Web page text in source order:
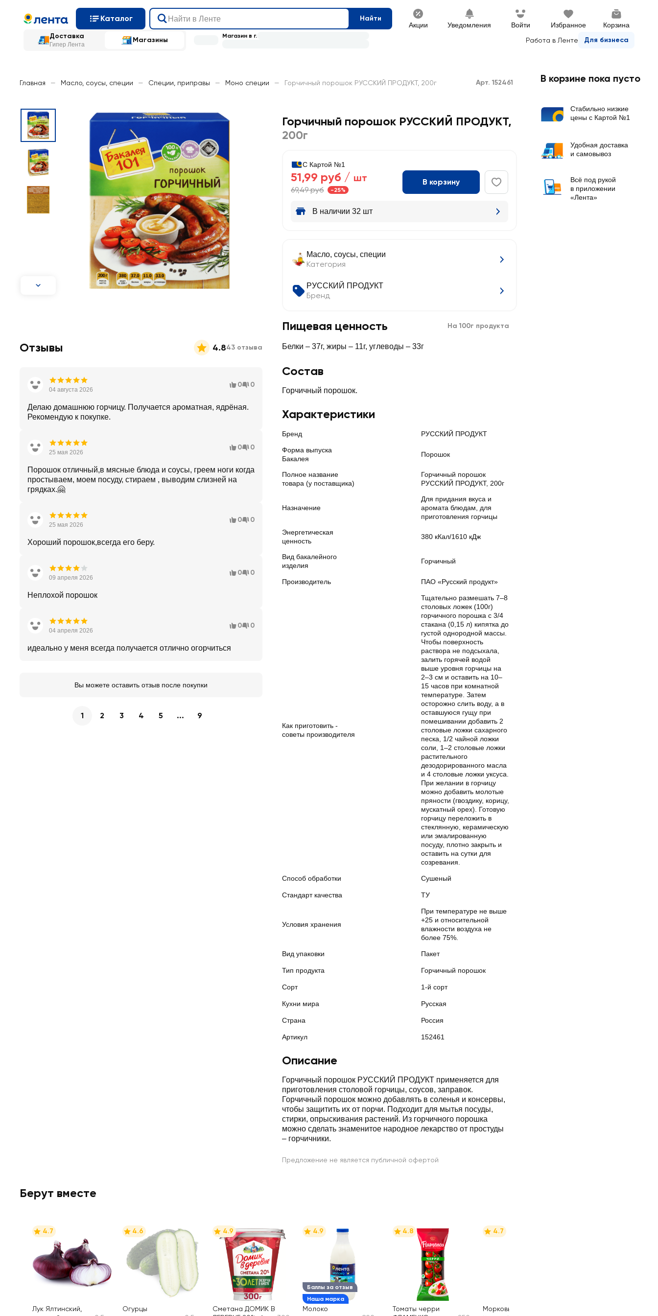
Каталог Найти
Акции Уведомления Войти Избранное Корзина
Доставка
Гипер Лента
Магазины Работа в Ленте Для бизнеса
Магазин в г.
Главная — Масло, соусы, специи — Специи, приправы — Моно специи — Горчичный порошок РУССКИЙ ПРОДУКТ, 200г Арт. 152461
Горчичный порошок РУССКИЙ ПРОДУКТ,
200г
С Картой №1
51,99 руб / шт
69,49 руб -25%
В корзину
В наличии 32 шт
Масло, соусы, специи
Категория
РУССКИЙ ПРОДУКТ
Бренд
Пищевая ценность На 100г продукта
Белки – 37г, жиры – 11г, углеводы – 33г
Состав
Горчичный порошок.
Характеристики
Бренд РУССКИЙ ПРОДУКТ
Форма выпуска
Бакалея
Порошок
Полное название
товара (у поставщика)
Горчичный порошок
РУССКИЙ ПРОДУКТ, 200г
Назначение
Для придания вкуса и
аромата блюдам, для
приготовления горчицы
Энергетическая
ценность
380 кКал/1610 кДж
Вид бакалейного
изделия
Горчичный
Производитель ПАО «Русский продукт»
Как приготовить -
советы производителя
Тщательно размешать 7–8
столовых ложек (100г)
горчичного порошка с 3/4
стакана (0,15 л) кипятка до
густой однородной массы.
Чтобы поверхность
раствора не подсыхала,
залить горячей водой
выше уровня горчицы на
2–3 см и оставить на 10–
15 часов при комнатной
температуре. Затем
осторожно слить воду, а в
оставшуюся гущу при
помешивании добавить 2
столовые ложки сахарного
песка, 1/2 чайной ложки
соли, 1–2 столовые ложки
растительного
дезодорированного масла
и 4 столовые ложки уксуса.
При желании в горчицу
можно добавить молотые
пряности (гвоздику, корицу,
мускатный орех). Готовую
горчицу переложить в
стеклянную, керамическую
или эмалированную
посуду, плотно закрыть и
оставить на сутки для
созревания.
Способ обработки Сушеный
Стандарт качества ТУ
Условия хранения
При температуре не выше
+25 и относительной
влажности воздуха не
более 75%.
Вид упаковки Пакет
Тип продукта Горчичный порошок
Сорт 1-й сорт
Кухни мира Русская
Страна Россия
Артикул 152461
Описание
Горчичный порошок РУССКИЙ ПРОДУКТ применяется для
приготовления столовой горчицы, соусов, заправок.
Горчичный порошок можно добавлять в соленья и консервы,
чтобы защитить их от порчи. Подходит для мытья посуды,
стирки, опрыскивания растений. Из горчичного порошка
можно сделать знаменитое народное лекарство от простуды
– горчичники.
Предложение не является публичной офертой
Отзывы 4.843 отзыва
04 августа 2026
0 0
Делаю домашнюю горчицу. Получается ароматная, ядрёная.
Рекомендую к покупке.
25 мая 2026
0 0
Порошок отличный,в мясные блюда и соусы, греем ноги когда
простываем, моем посуду, стираем , выводим слизней на
грядках.🤗
25 мая 2026
0 0
Хороший порошок,всегда его беру.
09 апреля 2026
0 0
Неплохой порошок
04 апреля 2026
0 0
идеально у меня всегда получается отлично огорчиться
Вы можете оставить отзыв после покупки
1 2 3 4 5 ... 9
Берут вместе
4.7
Лук Ялтинский,
4.6
Огурцы
4.9
Сметана ДОМИК В
Баллы за отзыв
Наша марка
4.9
Молоко
4.8
Томаты черри
4.7
Морковь мытая
В корзине пока пусто
Стабильно низкие
цены с Картой №1
Удобная доставка
и самовывоз
Всё под рукой
в приложении
«Лента»